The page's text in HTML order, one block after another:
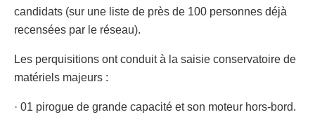
candidats (sur une liste de près de 100 personnes déjà
recensées par le réseau).
Les perquisitions ont conduit à la saisie conservatoire de
matériels majeurs :
· 01 pirogue de grande capacité et son moteur hors-bord.